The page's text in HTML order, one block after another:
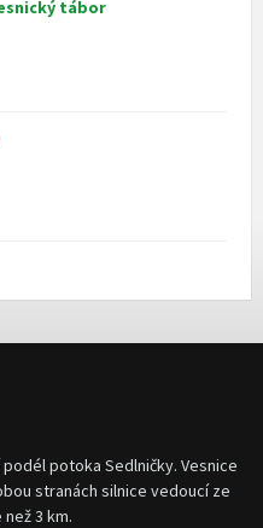
tábor
potoka Sedlničky. Vesnice
stranách silnice vedoucí ze
3 km.